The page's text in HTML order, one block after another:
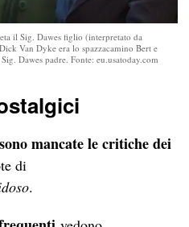
il Sig. Dawes figlio (interpretato da
Van Dyke era lo spazzacamino Bert e
Dawes padre. Fonte: eu.usatoday.com
mancate le critiche dei
di
.